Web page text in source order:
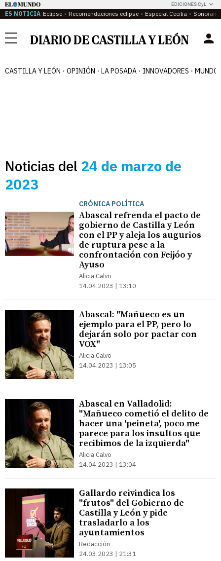
EDICIONES CyL
ES NOTICIA Eclipse Recomendaciones eclipse Especial Cecilia
Menú
CASTILLA Y LEÓN OPINIÓN LA POSADA INNOVADORES MUNDO
Noticias del 24 de marzo de
2023
CRÓNICA POLÍTICA
Abascal refrenda el pacto de
gobierno de Castilla y León
con el PP y aleja los augurios
de ruptura pese a la
confrontación con Feijóo y
Ayuso
Alicia Calvo
14.04.2023 | 13:10
Abascal: "Mañueco es un
ejemplo para el PP, pero lo
dejarán solo por pactar con
VOX"
Alicia Calvo
14.04.2023 | 13:05
Abascal en Valladolid:
"Mañueco cometió el delito de
hacer una 'peineta', poco me
parece para los insultos que
recibimos de la izquierda"
Alicia Calvo
14.04.2023 | 13:04
Gallardo reivindica los
"frutos" del Gobierno de
Castilla y León y pide
trasladarlo a los
ayuntamientos
Redacción
24.03.2023 | 21:31